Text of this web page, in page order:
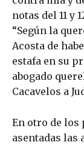
notas del 11 y
“Según la
Acosta de
estafa en su
abogado
Cacavelos a
En otro de los
asentadas las